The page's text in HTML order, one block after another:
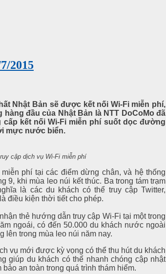
2015
Nhật Bản sẽ được kết nối Wi-Fi miễn phí,
đầu của Nhật Bản là NTT DoCoMo đã
kết nối Wi-Fi miễn phí suốt dọc đường
mực nước biển.
cập dịch vụ Wi-Fi miễn phí
phí tại các điểm dừng chân, và hệ thống
9, khi mùa leo núi kết thúc. Ba trong tám trạm
là các du khách có thể truy cập Twitter,
điều kiện thời tiết cho phép.
thẻ hướng dẫn truy cập Wi-Fi tại một trong
ngoái, có đến 50.000 du khách nước ngoài
lên trong mùa leo núi năm nay.
vụ mới được kỳ vọng có thể thu hút du khách
giúp du khách có thể nhanh chóng cập nhật
an toàn trong quá trình thám hiểm.